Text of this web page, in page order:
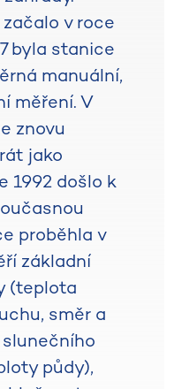
v roce
byla stanice
manuální,
měření. V
znovu
jako
1992 došlo k
proběhla v
základní
(teplota
směr a
půdy),